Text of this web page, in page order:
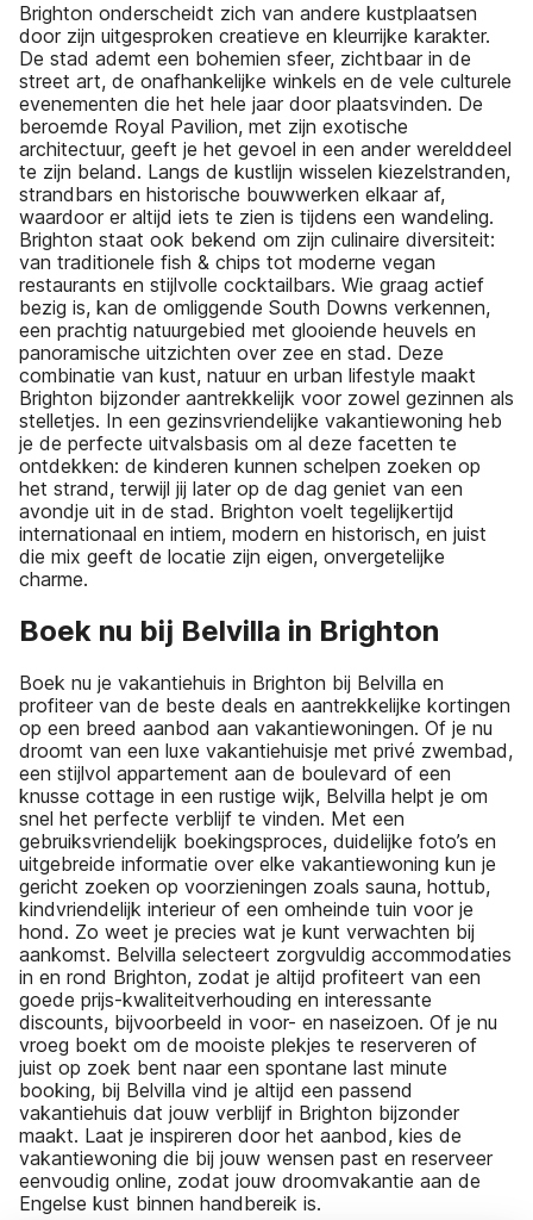
Brighton onderscheidt zich van andere kustplaatsen
door zijn uitgesproken creatieve en kleurrijke karakter.
De stad ademt een bohemien sfeer, zichtbaar in de
street art, de onafhankelijke winkels en de vele culturele
evenementen die het hele jaar door plaatsvinden. De
beroemde Royal Pavilion, met zijn exotische
architectuur, geeft je het gevoel in een ander werelddeel
te zijn beland. Langs de kustlijn wisselen kiezelstranden,
strandbars en historische bouwwerken elkaar af,
waardoor er altijd iets te zien is tijdens een wandeling.
Brighton staat ook bekend om zijn culinaire diversiteit:
van traditionele fish & chips tot moderne vegan
restaurants en stijlvolle cocktailbars. Wie graag actief
bezig is, kan de omliggende South Downs verkennen,
een prachtig natuurgebied met glooiende heuvels en
panoramische uitzichten over zee en stad. Deze
combinatie van kust, natuur en urban lifestyle maakt
Brighton bijzonder aantrekkelijk voor zowel gezinnen als
stelletjes. In een gezinsvriendelijke vakantiewoning heb
je de perfecte uitvalsbasis om al deze facetten te
ontdekken: de kinderen kunnen schelpen zoeken op
het strand, terwijl jij later op de dag geniet van een
avondje uit in de stad. Brighton voelt tegelijkertijd
internationaal en intiem, modern en historisch, en juist
die mix geeft de locatie zijn eigen, onvergetelijke
charme.
Boek nu bij Belvilla in Brighton
Boek nu je vakantiehuis in Brighton bij Belvilla en
profiteer van de beste deals en aantrekkelijke kortingen
op een breed aanbod aan vakantiewoningen. Of je nu
droomt van een luxe vakantiehuisje met privé zwembad,
een stijlvol appartement aan de boulevard of een
knusse cottage in een rustige wijk, Belvilla helpt je om
snel het perfecte verblijf te vinden. Met een
gebruiksvriendelijk boekingsproces, duidelijke foto’s en
uitgebreide informatie over elke vakantiewoning kun je
gericht zoeken op voorzieningen zoals sauna, hottub,
kindvriendelijk interieur of een omheinde tuin voor je
hond. Zo weet je precies wat je kunt verwachten bij
aankomst. Belvilla selecteert zorgvuldig accommodaties
in en rond Brighton, zodat je altijd profiteert van een
goede prijs-kwaliteitverhouding en interessante
discounts, bijvoorbeeld in voor- en naseizoen. Of je nu
vroeg boekt om de mooiste plekjes te reserveren of
juist op zoek bent naar een spontane last minute
booking, bij Belvilla vind je altijd een passend
vakantiehuis dat jouw verblijf in Brighton bijzonder
maakt. Laat je inspireren door het aanbod, kies de
vakantiewoning die bij jouw wensen past en reserveer
eenvoudig online, zodat jouw droomvakantie aan de
Engelse kust binnen handbereik is.